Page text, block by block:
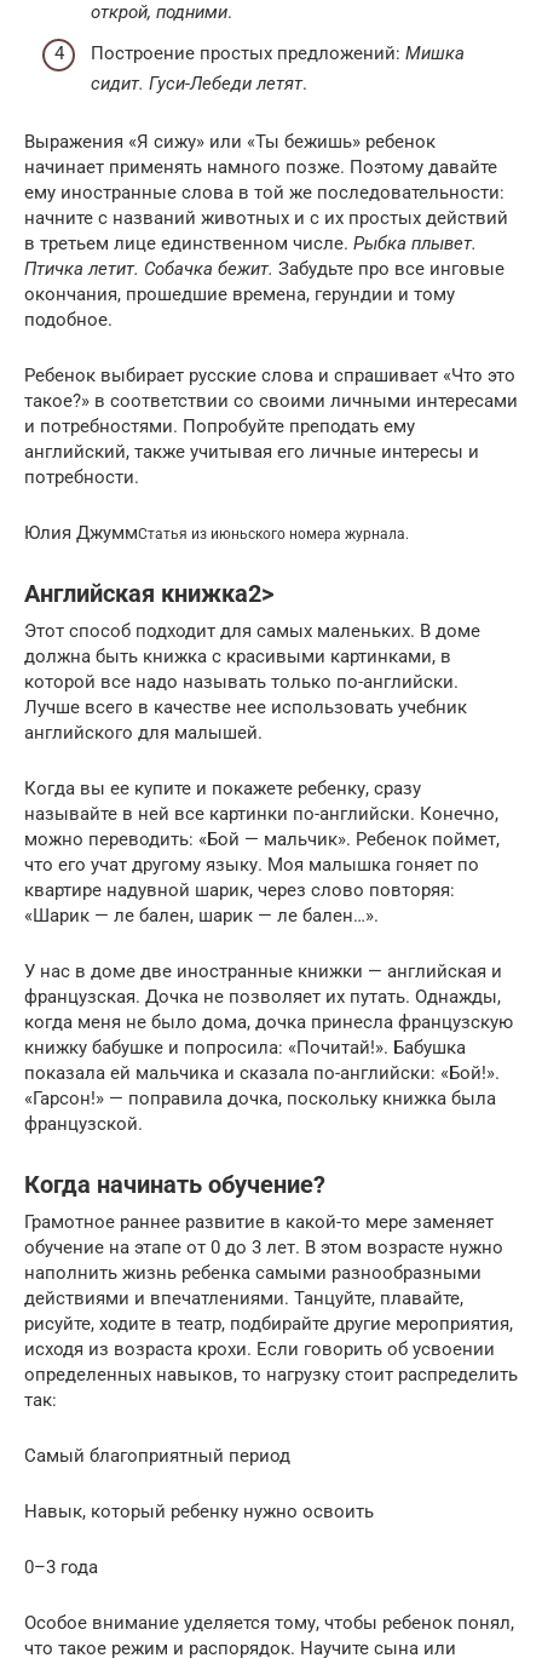
открой, подними.
Построение простых предложений: Мишка
сидит. Гуси-Лебеди летят.
Выражения «Я сижу» или «Ты бежишь» ребенок
начинает применять намного позже. Поэтому давайте
ему иностранные слова в той же последовательности:
начните с названий животных и с их простых действий
в третьем лице единственном числе. Рыбка плывет.
Птичка летит. Собачка бежит. Забудьте про все инговые
окончания, прошедшие времена, герундии и тому
подобное.
Ребенок выбирает русские слова и спрашивает «Что это
такое?» в соответствии со своими личными интересами
и потребностями. Попробуйте преподать ему
английский, также учитывая его личные интересы и
потребности.
Юлия ДжуммСтатья из июньского номера журнала.
Английская книжка2>
Этот способ подходит для самых маленьких. В доме
должна быть книжка с красивыми картинками, в
которой все надо называть только по-английски.
Лучше всего в качестве нее использовать учебник
английского для малышей.
Когда вы ее купите и покажете ребенку, сразу
называйте в ней все картинки по-английски. Конечно,
можно переводить: «Бой — мальчик». Ребенок поймет,
что его учат другому языку. Моя малышка гоняет по
квартире надувной шарик, через слово повторяя:
«Шарик — ле бален, шарик — ле бален…».
У нас в доме две иностранные книжки — английская и
французская. Дочка не позволяет их путать. Однажды,
когда меня не было дома, дочка принесла французскую
книжку бабушке и попросила: «Почитай!». Бабушка
показала ей мальчика и сказала по-английски: «Бой!».
«Гарсон!» — поправила дочка, поскольку книжка была
французской.
Когда начинать обучение?
Грамотное раннее развитие в какой-то мере заменяет
обучение на этапе от 0 до 3 лет. В этом возрасте нужно
наполнить жизнь ребенка самыми разнообразными
действиями и впечатлениями. Танцуйте, плавайте,
рисуйте, ходите в театр, подбирайте другие мероприятия,
исходя из возраста крохи. Если говорить об усвоении
определенных навыков, то нагрузку стоит распределить
так:
Самый благоприятный период
Навык, который ребенку нужно освоить
0–3 года
Особое внимание уделяется тому, чтобы ребенок понял,
что такое режим и распорядок. Научите сына или